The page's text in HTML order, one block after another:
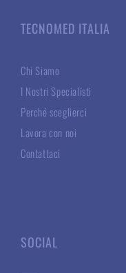
TECNOMED ITALIA
Chi Siamo
I Nostri Specialisti
Perché sceglierci
Lavora con noi
Contattaci
SOCIAL